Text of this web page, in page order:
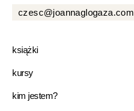
czesc@joannaglogaza.com
książki
kursy
kim jestem?